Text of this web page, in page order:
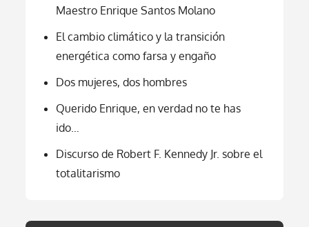
Maestro Enrique Santos Molano
El cambio climático y la transición
energética como farsa y engaño
Dos mujeres, dos hombres
Querido Enrique, en verdad no te has
ido…
Discurso de Robert F. Kennedy Jr. sobre el
totalitarismo